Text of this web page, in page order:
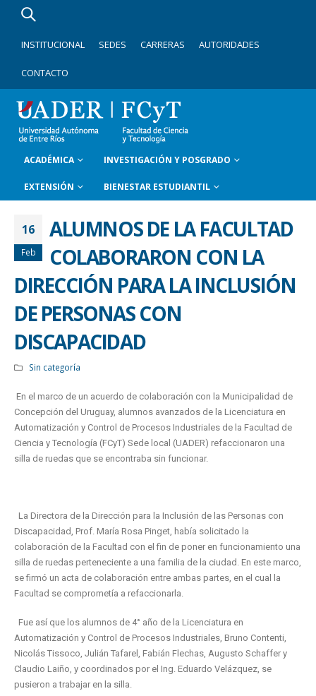
INSTITUCIONAL SEDES CARRERAS AUTORIDADES
CONTACTO
ACADÉMICA INVESTIGACIÓN Y POSGRADO
EXTENSIÓN BIENESTAR ESTUDIANTIL
16
Feb
ALUMNOS DE LA FACULTAD
COLABORARON CON LA
DIRECCIÓN PARA LA INCLUSIÓN
DE PERSONAS CON
DISCAPACIDAD
Sin categoría
En el marco de un acuerdo de colaboración con la Municipalidad de
Concepción del Uruguay, alumnos avanzados de la Licenciatura en
Automatización y Control de Procesos Industriales de la Facultad de
Ciencia y Tecnología (FCyT) Sede local (UADER) refaccionaron una
silla de ruedas que se encontraba sin funcionar.
La Directora de la Dirección para la Inclusión de las Personas con
Discapacidad, Prof. María Rosa Pinget, había solicitado la
colaboración de la Facultad con el fin de poner en funcionamiento una
silla de ruedas perteneciente a una familia de la ciudad. En este marco,
se firmó un acta de colaboración entre ambas partes, en el cual la
Facultad se comprometía a refaccionarla.
Fue así que los alumnos de 4° año de la Licenciatura en
Automatización y Control de Procesos Industriales, Bruno Contenti,
Nicolás Tissoco, Julián Tafarel, Fabián Flechas, Augusto Schaffer y
Claudio Laiño, y coordinados por el Ing. Eduardo Velázquez, se
pusieron a trabajar en la silla.